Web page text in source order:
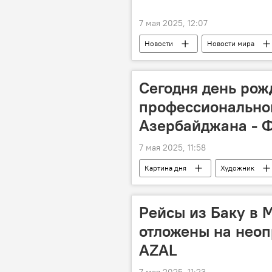
7 мая 2025, 12:07
Новости Новости мира
Погибшие
Раненые
Сегодня день
Азербайджана -
7 мая 2025, 11:58
Картина дня Художник
Выставка
Сатира
Рейсы из Баку в
отложены на
AZAL